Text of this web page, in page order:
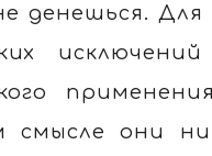
денешься. Для
смысле они ни